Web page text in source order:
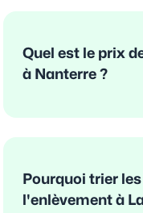
Quel est le prix
à Nanterre ?
Pourquoi trier
l'enlèvement à